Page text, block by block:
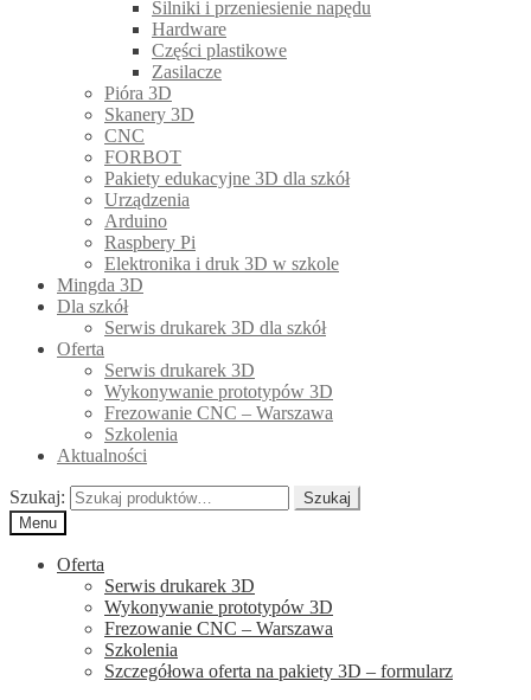
Silniki i przeniesienie napędu
Hardware
Części plastikowe
Zasilacze
Pióra 3D
Skanery 3D
CNC
FORBOT
Pakiety edukacyjne 3D dla szkół
Urządzenia
Arduino
Raspbery Pi
Elektronika i druk 3D w szkole
Mingda 3D
Dla szkół
Serwis drukarek 3D dla szkół
Oferta
Serwis drukarek 3D
Wykonywanie prototypów 3D
Frezowanie CNC – Warszawa
Szkolenia
Aktualności
Szukaj:
Szukaj
Menu
Oferta
Serwis drukarek 3D
Wykonywanie prototypów 3D
Frezowanie CNC – Warszawa
Szkolenia
Szczegółowa oferta na pakiety 3D – formularz